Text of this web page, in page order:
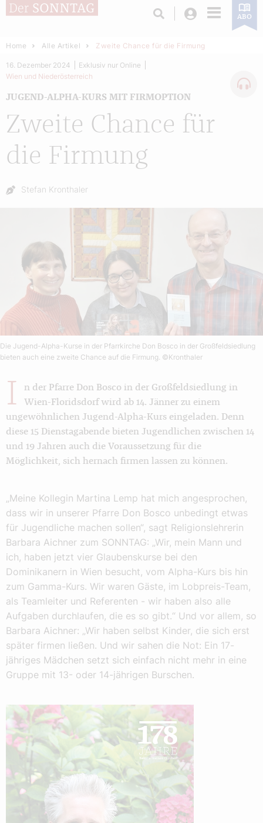
Login ABO
Home Alle Artikel Zweite Chance für die Firmung
Zweite Chance für
die Firmung
JUGEND-ALPHA-KURS MIT FIRMOPTION
16. Dezember 2024
Exklusiv nur Online
Wien und Niederösterreich
Autor:
Stefan Kronthaler
Die Jugend-Alpha-Kurse in der Pfarrkirche Don Bosco in der Großfeldsiedlung
bieten auch eine zweite Chance auf die Firmung. ©Kronthaler
I
n der Pfarre Don Bosco in der Großfeldsiedlung in
Wien-Floridsdorf wird ab 14. Jänner zu einem
ungewöhnlichen Jugend-Alpha-Kurs eingeladen. Denn
diese 15 Dienstagabende bieten Jugendlichen zwischen 14
und 19 Jahren auch die Voraussetzung für die
Möglichkeit, sich hernach firmen lassen zu können.
„Meine Kollegin Martina Lemp hat mich angesprochen,
dass wir in unserer Pfarre Don Bosco unbedingt etwas
für Jugendliche machen sollen“, sagt Religionslehrerin
Barbara Aichner zum SONNTAG: „Wir, mein Mann und
ich, haben jetzt vier Glaubenskurse bei den
Dominikanern in Wien besucht, vom Alpha-Kurs bis hin
zum Gamma-Kurs. Wir waren Gäste, im Lobpreis-Team,
als Teamleiter und Referenten - wir haben also alle
Aufgaben durchlaufen, die es so gibt.“ Und vor allem, so
Barbara Aichner: „Wir haben selbst Kinder, die sich erst
später firmen ließen. Und wir sahen die Not: Ein 17-
jähriges Mädchen setzt sich einfach nicht mehr in eine
Gruppe mit 13- oder 14-jährigen Burschen.